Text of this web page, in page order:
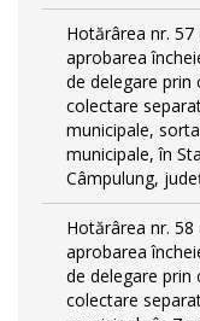
Hotărârea nr.
aprobarea
de delegare prin
colectare
municipale,
municipale, în
Câmpulung,
Hotărârea nr.
aprobarea
de delegare prin
colectare